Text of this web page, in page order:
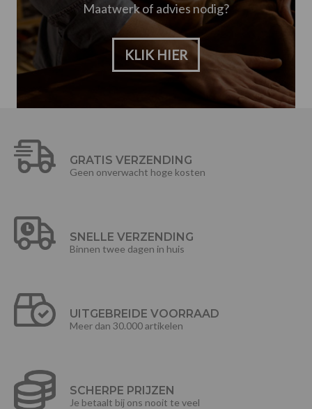
Maatwerk of advies nodig?
KLIK HIER
GRATIS VERZENDING
Geen onverwacht hoge kosten
SNELLE VERZENDING
Binnen twee dagen in huis
UITGEBREIDE VOORRAAD
Meer dan 30.000 artikelen
SCHERPE PRIJZEN
Je betaalt bij ons nooit te veel